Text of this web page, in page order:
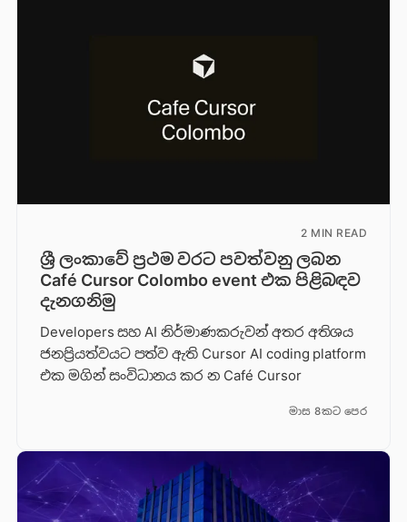
2 MIN READ
ශ්‍රී ලංකාවේ ප්‍රථම වරට පවත්වනු ලබන
Café Cursor Colombo event එක පිළිබඳව
දැනගනිමු
Developers සහ AI නිර්මාණකරුවන් අතර අතිශය
ජනප්‍රියත්වයට පත්ව ඇති Cursor AI coding platform
එක මගින් සංවිධානය කර න Café Cursor
මාස 8කට පෙර